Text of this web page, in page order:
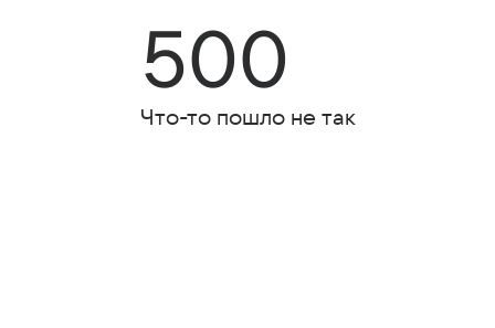
500
Что-то пошло не так